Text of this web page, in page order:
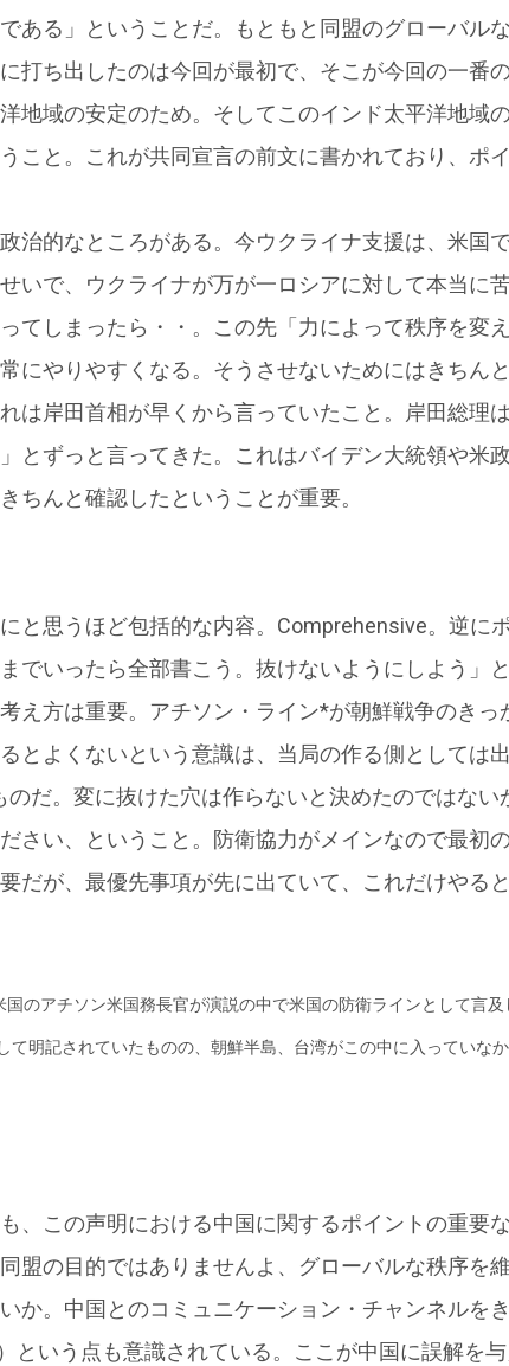
ある」ということだ。もともと同盟のグローバル
打ち出したのは今回が最初で、そこが今回の一番
地域の安定のため。そしてこのインド太平洋地域
こと。これが共同宣言の前文に書かれており、ポイ
治的なところがある。今ウクライナ支援は、米国
いで、ウクライナが万が一ロシアに対して本当に
てしまったら・・。この先「力によって秩序を変え
にやりやすくなる。そうさせないためにはきちん
は岸田首相が早くから言っていたこと。岸田総理
とずっと言ってきた。これはバイデン大統領や米
ちんと確認したということが重要。
と思うほど包括的な内容。Comprehensive。逆に
でいったら全部書こう。抜けないようにしよう」
え方は重要。アチソン・ライン*が朝鮮戦争のきっ
とよくないという意識は、当局の作る側としては出
のだ。変に抜けた穴は作らないと決めたのではない
さい、ということ。防衛協力がメインなので最初
だが、最優先事項が先に出ていて、これだけやる
のアチソン米国務長官が演説の中で米国の防衛ラインとして言
て明記されていたものの、朝鮮半島、台湾がこの中に入っていな
、この声明における中国に関するポイントの重要
盟の目的ではありませんよ、グローバルな秩序を
か。中国とのコミュニケーション・チャンネルを
という点も意識されている。ここが中国に誤解を